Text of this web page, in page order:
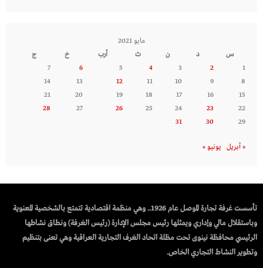
مايو 2021
س
د ن ث أرب خ
ج
1
2
3
4
5
6
7
8
9
10
11
12
13
14
15
16
17
18
19
20
21
22
23
24
25
26
27
28
29
30
31
« أبريل يونيو »
تأسست غرفة تجارة الموصل عام 1926.. وهي منظمة اقتصادية تتمتع بالشخصية المعنوية
وباستقلال مالي وإداري ويمثلها رئيس مجلس الإدارة (رئيس الغرفة) ونطاق نشاطها
الرئيسي محافظة نينوى تحت مظلة اتحاد الغرف التجارية العراقية وهي تعنى بتنظيم
وتطوير النشاط التجاري الخاص.